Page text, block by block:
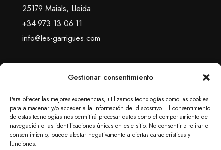
Gestionar consentimiento
Para ofrecer las mejores experiencias, utilizamos tecnologías como las cookies
para almacenar y/o acceder a la información del dispositivo. El consentimiento
de estas tecnologías nos permitirá procesar datos como el comportamiento de
navegación o las identificaciones únicas en este sitio. No consentir o retirar el
consentimiento, puede afectar negativamente a ciertas características y
funciones.
25179 Maials, Lleida
+34 973 13 06 11
info@les-garrigues.com
© 2024 Foment Agrícola de les Garrigues S.A. Todos los